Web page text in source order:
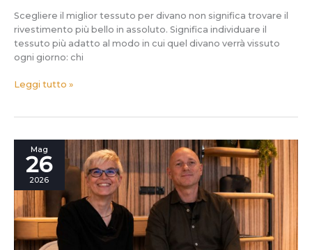
Scegliere il miglior tessuto per divano non significa trovare il
rivestimento più bello in assoluto. Significa individuare il
tessuto più adatto al modo in cui quel divano verrà vissuto
ogni giorno: chi
Leggi tutto »
Mag
26
2026
Castello
Lagravinese
Studio
Nuova
Collezione
Outdoor